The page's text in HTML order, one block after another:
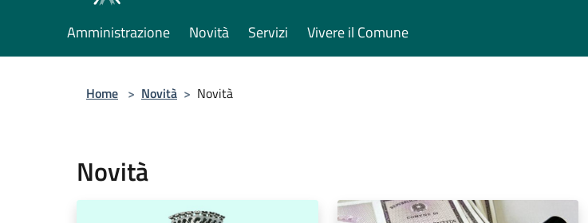
Amministrazione Novità Servizi Vivere il Comune
Home > Novità > Novità
Novità